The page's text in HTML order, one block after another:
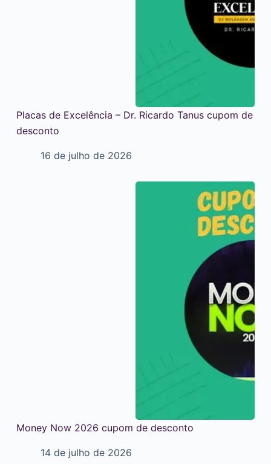
Placas de Excelência – Dr. Ricardo Tanus cupom de
desconto
16 de julho de 2026
Money Now 2026 cupom de desconto
14 de julho de 2026